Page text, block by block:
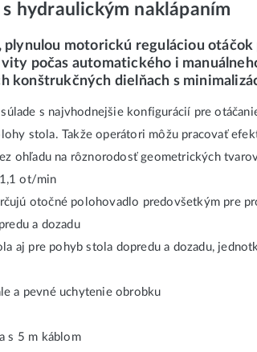
hydraulickým naklápaním
plynulou motorickú reguláciou
počas automatického i
konštrukčných dielňach s
s najvhodnejšie konfigurácií pre
stola. Takže operátori môžu pracovať
ohľadu na rôznorodosť geometrických
ot/min
otočné polohovadlo predovšetkým pre
a dozadu
aj pre pohyb stola dopredu a dozadu,
a pevné uchytenie obrobku
s 5 m káblom